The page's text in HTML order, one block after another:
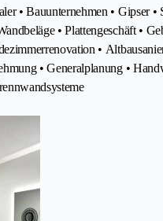
• Bauunternehmen • Gipser •
• Plattengeschäft •
•
• Generalplanung •